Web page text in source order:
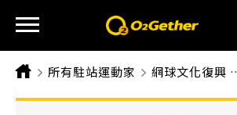
所有駐站運動家 CURRENT: 網球文化復興 LA